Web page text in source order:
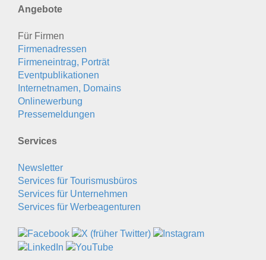
Angebote
Für Firmen
Firmenadressen
Firmeneintrag, Porträt
Eventpublikationen
Internetnamen, Domains
Onlinewerbung
Pressemeldungen
Services
Newsletter
Services für Tourismusbüros
Services für Unternehmen
Services für Werbeagenturen